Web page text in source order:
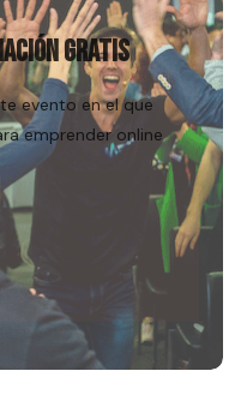
GRATIS
evento en el que
emprender online